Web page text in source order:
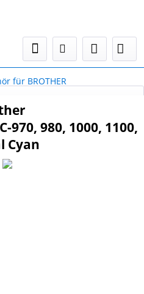
für BROTHER
980, 1000, 1100,
Cyan